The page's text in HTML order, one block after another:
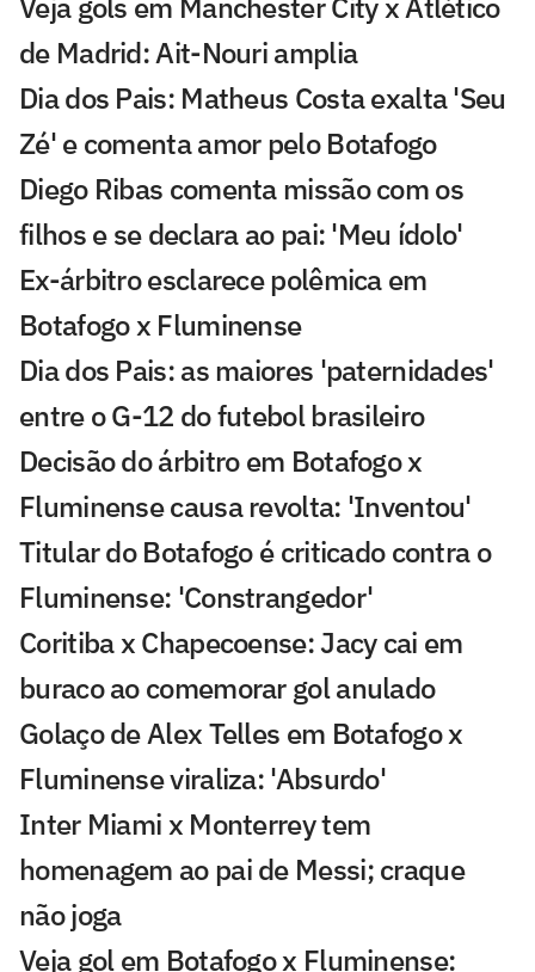
Veja gols em Manchester City x Atlético
de Madrid: Ait-Nouri amplia
Dia dos Pais: Matheus Costa exalta 'Seu
Zé' e comenta amor pelo Botafogo
Diego Ribas comenta missão com os
filhos e se declara ao pai: 'Meu ídolo'
Ex-árbitro esclarece polêmica em
Botafogo x Fluminense
Dia dos Pais: as maiores 'paternidades'
entre o G-12 do futebol brasileiro
Decisão do árbitro em Botafogo x
Fluminense causa revolta: 'Inventou'
Titular do Botafogo é criticado contra o
Fluminense: 'Constrangedor'
Coritiba x Chapecoense: Jacy cai em
buraco ao comemorar gol anulado
Golaço de Alex Telles em Botafogo x
Fluminense viraliza: 'Absurdo'
Inter Miami x Monterrey tem
homenagem ao pai de Messi; craque
não joga
Veja gol em Botafogo x Fluminense: